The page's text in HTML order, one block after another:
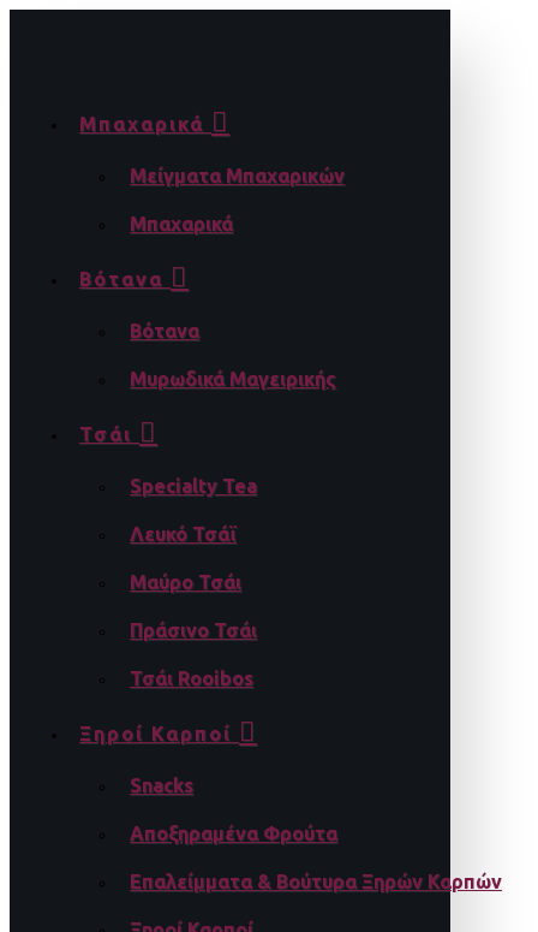
Μπαχαρικά
Μείγματα Μπαχαρικών
Μπαχαρικά
Βότανα
Βότανα
Μυρωδικά Μαγειρικής
Τσάι
Specialty Tea
Λευκό Τσάϊ
Μαύρο Τσάι
Πράσινο Τσάι
Τσάι Rooibos
Ξηροί Καρποί
Snacks
Αποξηραμένα Φρούτα
Επαλείμματα & Βούτυρα Ξηρών Καρπών